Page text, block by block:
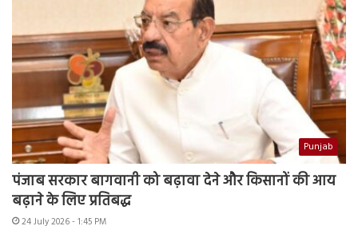
Punjab
पंजाब सरकार बागवानी को बढ़ावा देने और किसानों की आय
बढ़ाने के लिए प्रतिबद्ध
24 July 2026 - 1:45 PM